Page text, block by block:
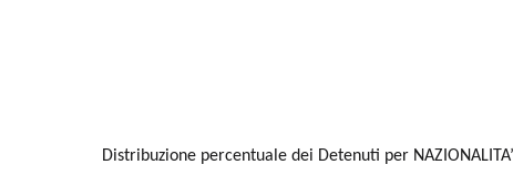
Distribuzione percentuale dei Detenuti per